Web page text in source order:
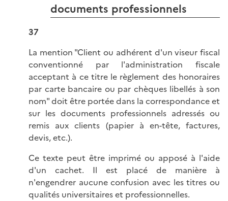
documents professionnels
37
La mention "Client ou adhérent d'un viseur fiscal
conventionné par l'administration fiscale
acceptant à ce titre le règlement des honoraires
par carte bancaire ou par chèques libellés à son
nom" doit être portée dans la correspondance et
sur les documents professionnels adressés ou
remis aux clients (papier à en-tête, factures,
devis, etc.).
Ce texte peut être imprimé ou apposé à l'aide
d'un cachet. Il est placé de manière à
n'engendrer aucune confusion avec les titres ou
qualités universitaires et professionnelles.